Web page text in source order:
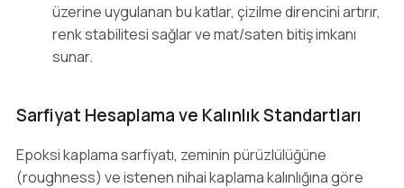
üzerine uygulanan bu katlar, çizilme direncini artırır,
renk stabilitesi sağlar ve mat/saten bitiş imkanı
sunar.
Sarfiyat Hesaplama ve Kalınlık Standartları
Epoksi kaplama sarfiyatı, zeminin pürüzlülüğüne
(roughness) ve istenen nihai kaplama kalınlığına göre